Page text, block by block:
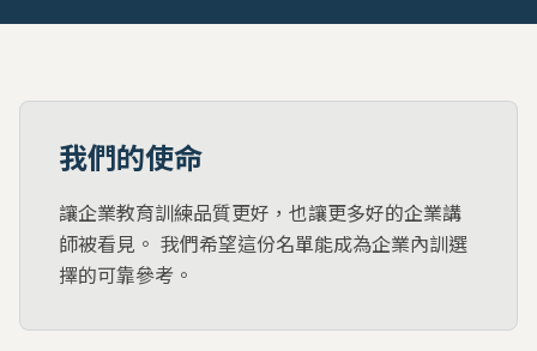
我們的使命
讓企業教育訓練品質更好，也讓更多好的企業講
師被看見。 我們希望這份名單能成為企業內訓選
擇的可靠參考。